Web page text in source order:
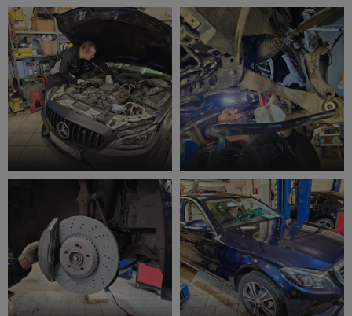
Ремонт выхлопной системы Чистка сажевого фильтра
Диагностика двигателя Ремонт ходовой